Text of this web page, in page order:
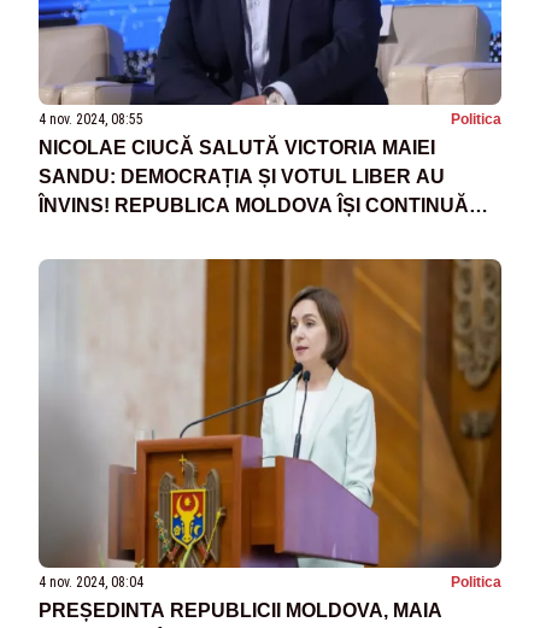
4 nov. 2024, 08:55 Politica
NICOLAE CIUCĂ SALUTĂ VICTORIA MAIEI
SANDU: DEMOCRAȚIA ȘI VOTUL LIBER AU
ÎNVINS! REPUBLICA MOLDOVA ÎȘI CONTINUĂ
4 nov. 2024, 08:04 Politica
PREȘEDINTA REPUBLICII MOLDOVA, MAIA